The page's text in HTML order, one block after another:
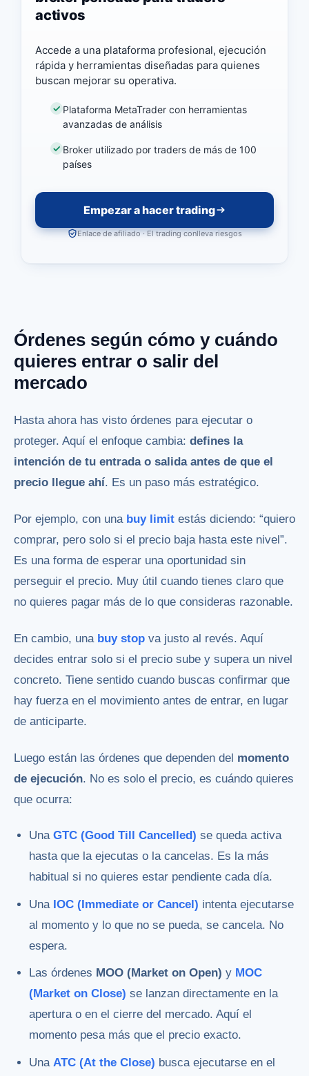
activos
Accede a una plataforma profesional, ejecución
rápida y herramientas diseñadas para quienes
buscan mejorar su operativa.
Plataforma MetaTrader con herramientas
avanzadas de análisis
Broker utilizado por traders de más de 100
países
Empezar a hacer trading
Enlace de afiliado · El trading conlleva riesgos
Órdenes según cómo y cuándo
quieres entrar o salir del
mercado
Hasta ahora has visto órdenes para ejecutar o
proteger. Aquí el enfoque cambia: defines la
intención de tu entrada o salida antes de que el
precio llegue ahí. Es un paso más estratégico.
Por ejemplo, con una buy limit estás diciendo: “quiero
comprar, pero solo si el precio baja hasta este nivel”.
Es una forma de esperar una oportunidad sin
perseguir el precio. Muy útil cuando tienes claro que
no quieres pagar más de lo que consideras razonable.
En cambio, una buy stop va justo al revés. Aquí
decides entrar solo si el precio sube y supera un nivel
concreto. Tiene sentido cuando buscas confirmar que
hay fuerza en el movimiento antes de entrar, en lugar
de anticiparte.
Luego están las órdenes que dependen del momento
de ejecución. No es solo el precio, es cuándo quieres
que ocurra:
UnaGTC (Good Till Cancelled) se queda activa
hasta que la ejecutas o la cancelas. Es la más
habitual si no quieres estar pendiente cada día.
Una IOC (Immediate or Cancel) intenta ejecutarse
al momento y lo que no se pueda, se cancela. No
espera.
Las órdenes MOO (Market on Open) y MOC
(Market on Close) se lanzan directamente en la
apertura o en el cierre del mercado. Aquí el
momento pesa más que el precio exacto.
Una ATC (At the Close) busca ejecutarse en el